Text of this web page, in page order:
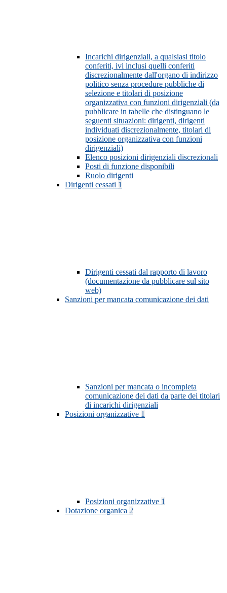
Incarichi dirigenziali, a qualsiasi titolo
conferiti, ivi inclusi quelli conferiti
discrezionalmente dall'organo di indirizzo
politico senza procedure pubbliche di
selezione e titolari di posizione
organizzativa con funzioni dirigenziali (da
pubblicare in tabelle che distinguano le
seguenti situazioni: dirigenti, dirigenti
individuati discrezionalmente, titolari di
posizione organizzativa con funzioni
dirigenziali)
Elenco posizioni dirigenziali discrezionali
Posti di funzione disponibili
Ruolo dirigenti
Dirigenti cessati 1
Dirigenti cessati dal rapporto di lavoro
(documentazione da pubblicare sul sito
web)
Sanzioni per mancata comunicazione dei dati
Sanzioni per mancata o incompleta
comunicazione dei dati da parte dei titolari
di incarichi dirigenziali
Posizioni organizzative 1
Posizioni organizzative 1
Dotazione organica 2